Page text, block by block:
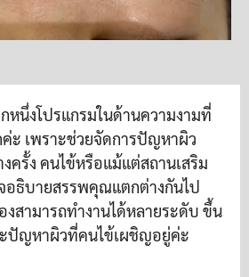
หนึ่งโปรแกรมในด้านความงามที่
ะ เพราะช่วยจัดการปัญหาผิว
ครั้ง คนไข้หรือแม้แต่สถานเสริม
อธิบายสรรพคุณแตกต่างกันไป
งสามารถทำงานได้หลายระดับ ขึ้น
ปัญหาผิวที่คนไข้เผชิญอยู่ค่ะ